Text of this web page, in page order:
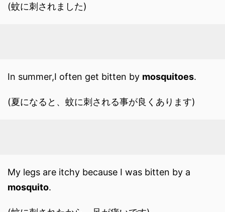
(蚊に刺されました)
In summer,I often get bitten by mosquitoes.
(夏になると、蚊に刺される事が良くあります)
My legs are itchy because I was bitten by a
mosquito.